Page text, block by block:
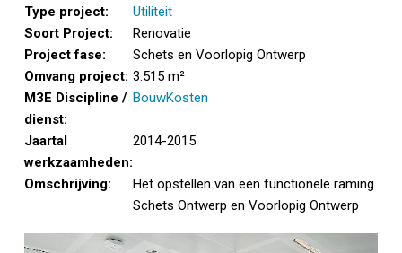
Type project:
Utiliteit
Soort Project:
Renovatie
Project fase:
Schets en Voorlopig Ontwerp
Omvang project: 3.515 m²
M3E Discipline /
dienst:
BouwKosten
Jaartal
werkzaamheden:
2014-2015
Omschrijving:
Het opstellen van een functionele raming
Schets Ontwerp en Voorlopig Ontwerp